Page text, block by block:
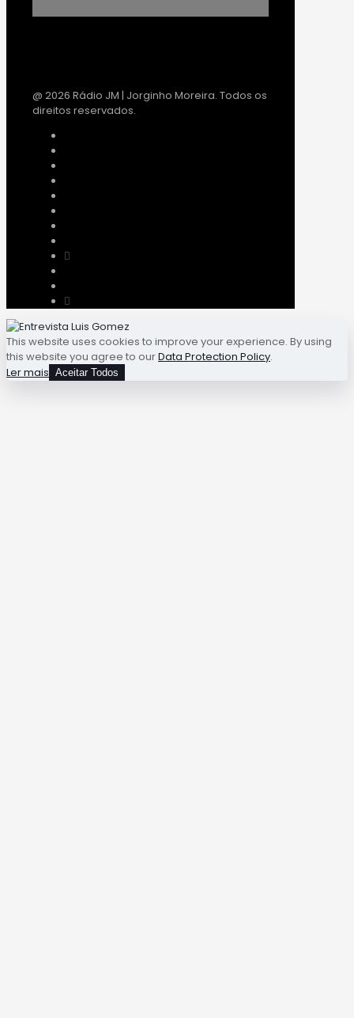
@ 2026 Rádio JM | Jorginho Moreira. Todos os
direitos reservados.
This website uses cookies to improve your experience. By using
this website you agree to ourData Protection Policy.
Ler mais Aceitar Todos